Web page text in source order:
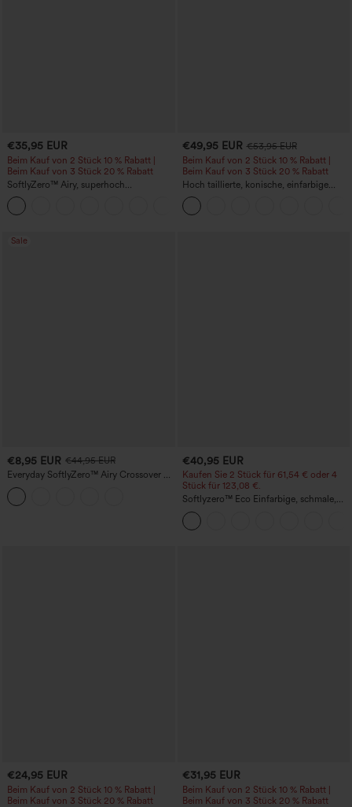
€35,95 EUR
Beim Kauf von 2 Stück 10 % Rabatt |
Beim Kauf von 3 Stück 20 % Rabatt
SoftlyZero™ Airy, superhoch
geschnittene 2-in-1 InstantCool Yoga-
Shorts 7" mit Taschen
€49,95 EUR €53,95 EUR
Beim Kauf von 2 Stück 10 % Rabatt |
Beim Kauf von 3 Stück 20 % Rabatt
Hoch taillierte, konische, einfarbige
Anzughose mit Seitentaschen
Sale
€8,95 EUR €44,95 EUR
Everyday SoftlyZero™ Airy Crossover 2-
in-1 Mini-Tennisrock mit Seitentasche,
InstantCool – Lucid
€40,95 EUR
Kaufen Sie 2 Stück für 61,54 € oder 4
Stück für 123,08 €.
Softlyzero™ Eco Einfarbige, schmale,
hoch taillierte Wanderhose mit
mehreren Taschen
€24,95 EUR
Beim Kauf von 2 Stück 10 % Rabatt |
Beim Kauf von 3 Stück 20 % Rabatt
€31,95 EUR
Beim Kauf von 2 Stück 10 % Rabatt |
Beim Kauf von 3 Stück 20 % Rabatt